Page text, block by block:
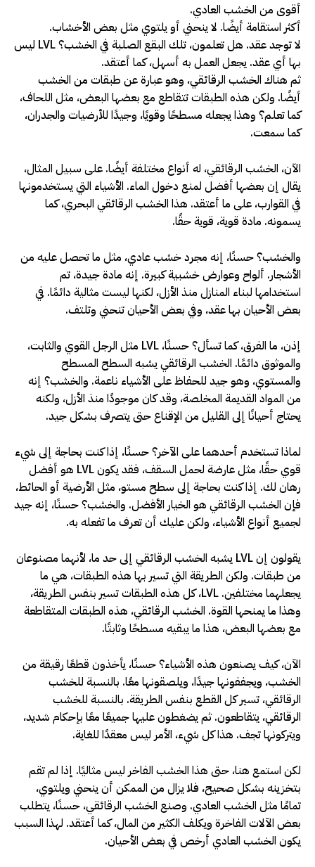
أقوى من الخشب العادي.
أكثر استقامة أيضًا. لا ينحني أو يلتوي مثل بعض الأخشاب.
لا توجد عقد. هل تعلمون، تلك البقع الصلبة في الخشب؟ LVL ليس
بها أي عقد. يجعل العمل به أسهل، كما أعتقد.
ثم هناك الخشب الرقائقي، وهو عبارة عن طبقات من الخشب
أيضًا. ولكن هذه الطبقات تتقاطع مع بعضها البعض، مثل اللحاف،
كما تعلم؟ وهذا يجعله مسطحًا وقويًا، وجيدًا للأرضيات والجدران،
كما سمعت.
الآن، الخشب الرقائقي، له أنواع مختلفة أيضًا. على سبيل المثال،
يقال إن بعضها أفضل لمنع دخول الماء. الأشياء التي يستخدمونها
في القوارب، على ما أعتقد. هذا الخشب الرقائقي البحري، كما
يسمونه. مادة قوية، قوية حقًا.
والخشب؟ حسنًا، إنه مجرد خشب عادي، مثل ما تحصل عليه من
الأشجار. ألواح وعوارض خشبية كبيرة. إنه مادة جيدة، تم
استخدامها لبناء المنازل منذ الأزل، لكنها ليست مثالية دائمًا. في
بعض الأحيان بها عقد، وفي بعض الأحيان تنحني وتلتف.
إذن، ما الفرق، كما تسأل؟ حسنًا، LVL مثل الرجل القوي والثابت،
والموثوق دائمًا. الخشب الرقائقي يشبه السطح المسطح
والمستوي، وهو جيد للحفاظ على الأشياء ناعمة. والخشب؟ إنه
من المواد القديمة المخلصة، وقد كان موجودًا منذ الأزل، ولكنه
يحتاج أحيانًا إلى القليل من الإقناع حتى يتصرف بشكل جيد.
لماذا تستخدم أحدهما على الآخر؟ حسنًا، إذا كنت بحاجة إلى شيء
قوي حقًا، مثل عارضة لحمل السقف، فقد يكون LVL هو أفضل
رهان لك. إذا كنت بحاجة إلى سطح مستو، مثل الأرضية أو الحائط،
فإن الخشب الرقائقي هو الخيار الأفضل. والخشب؟ حسنًا، إنه جيد
لجميع أنواع الأشياء، ولكن عليك أن تعرف ما تفعله به.
يقولون إن LVL يشبه الخشب الرقائقي إلى حد ما، لأنهما مصنوعان
من طبقات. ولكن الطريقة التي تسير بها هذه الطبقات، هي ما
يجعلهما مختلفين. LVL، كل هذه الطبقات تسير بنفس الطريقة،
وهذا ما يمنحها القوة. الخشب الرقائقي، هذه الطبقات المتقاطعة
مع بعضها البعض، هذا ما يبقيه مسطحًا وثابتًا.
الآن، كيف يصنعون هذه الأشياء؟ حسنًا، يأخذون قطعًا رقيقة من
الخشب، ويجففونها جيدًا، ويلصقونها معًا. بالنسبة للخشب
الرقائقي، تسير كل القطع بنفس الطريقة. بالنسبة للخشب
الرقائقي، يتقاطعون. ثم يضغطون عليها جميعًا معًا بإحكام شديد،
ويتركونها تجف. هذا كل شيء، الأمر ليس معقدًا للغاية.
لكن استمع هنا، حتى هذا الخشب الفاخر ليس مثاليًا. إذا لم تقم
بتخزينه بشكل صحيح، فلا يزال من الممكن أن ينحني ويلتوي،
تمامًا مثل الخشب العادي. وصنع الخشب الرقائقي، حسنًا، يتطلب
بعض الآلات الفاخرة ويكلف الكثير من المال، كما أعتقد. لهذا السبب
يكون الخشب العادي أرخص في بعض الأحيان.